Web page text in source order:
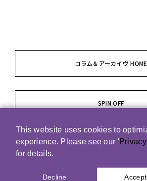
コラム＆アーカイヴ HOME
SPIN OFF
This website uses cookies to
experience. Please see our '
for details.
Decline Accept